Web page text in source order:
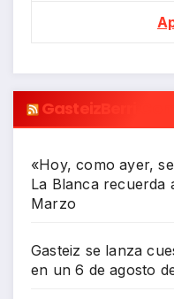
GasteizBerri.com
«Hoy, como ayer,
La Blanca recuerda
Marzo
Gasteiz se lanza
en un 6 de agosto